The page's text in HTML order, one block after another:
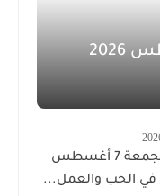
أبراج اليوم السبت 8 أغسطس 2026
أبراج اليوم الجمعة 7 أغسطس